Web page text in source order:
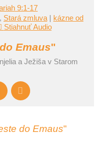
9:1-17
, Stará zmluva | kázne od
Stiahnuť Audio
Emaus"
a Ježiša v Starom
do Emaus"